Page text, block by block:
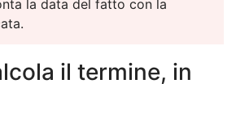
la data del fatto con la
il termine, in